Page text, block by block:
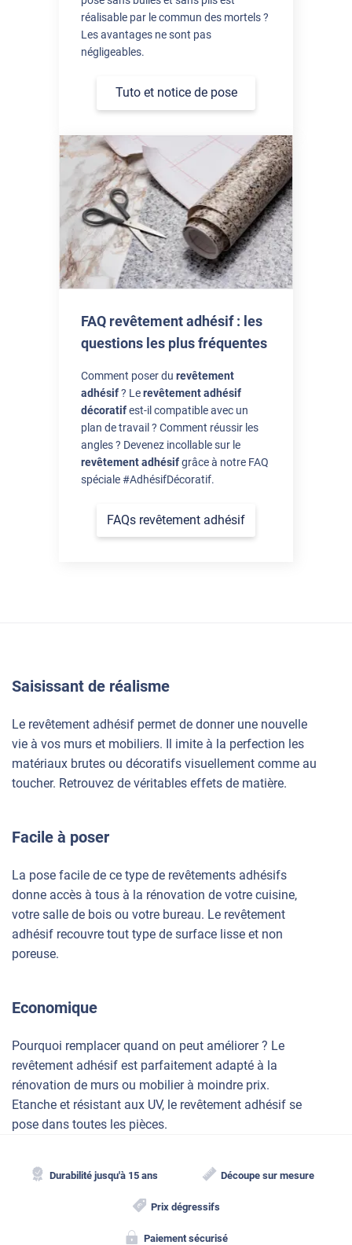
réalisable par le commun des mortels ?
Les avantages ne sont pas
négligeables.
Tuto et notice de pose
FAQ revêtement adhésif : les
questions les plus fréquentes
Comment poser du revêtement
adhésif? Lerevêtement adhésif
décoratifest-il compatible avec un
plan de travail ? Comment réussir les
angles ? Devenez incollable sur le
revêtement adhésifgrâce à notre FAQ
spéciale #AdhésifDécoratif.
FAQs revêtement adhésif
Saisissant de réalisme
Le revêtement adhésif permet de donner une nouvelle
vie à vos murs et mobiliers. Il imite à la perfection les
matériaux brutes ou décoratifs visuellement comme au
toucher. Retrouvez de véritables effets de matière.
Facile à poser
La pose facile de ce type de revêtements adhésifs
donne accès à tous à la rénovation de votre cuisine,
votre salle de bois ou votre bureau. Le revêtement
adhésif recouvre tout type de surface lisse et non
poreuse.
Economique
Pourquoi remplacer quand on peut améliorer ? Le
revêtement adhésif est parfaitement adapté à la
rénovation de murs ou mobilier à moindre prix.
Etanche et résistant aux UV, le revêtement adhésif se
pose dans toutes les pièces.
Durabilité jusqu'à 15 ans Découpe sur mesure
Prix dégressifs
Paiement sécurisé